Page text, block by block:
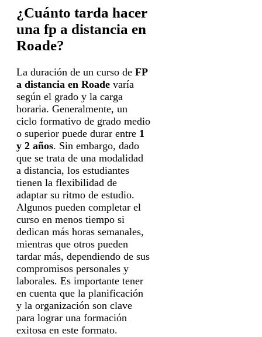
¿Cuánto tarda hacer
una fp a distancia en
Roade?
La duración de un curso de FP
a distancia en Roade varía
según el grado y la carga
horaria. Generalmente, un
ciclo formativo de grado medio
o superior puede durar entre 1
y 2 años. Sin embargo, dado
que se trata de una modalidad
a distancia, los estudiantes
tienen la flexibilidad de
adaptar su ritmo de estudio.
Algunos pueden completar el
curso en menos tiempo si
dedican más horas semanales,
mientras que otros pueden
tardar más, dependiendo de sus
compromisos personales y
laborales. Es importante tener
en cuenta que la planificación
y la organización son clave
para lograr una formación
exitosa en este formato.